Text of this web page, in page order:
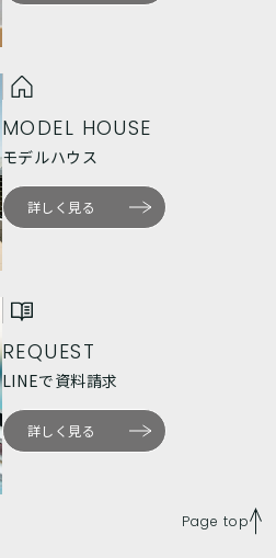
MODEL HOUSE
モデルハウス
詳しく見る
REQUEST
LINEで資料請求
詳しく見る
Page top